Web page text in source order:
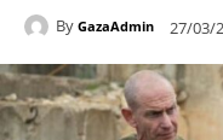
By GazaAdmin 27/03/